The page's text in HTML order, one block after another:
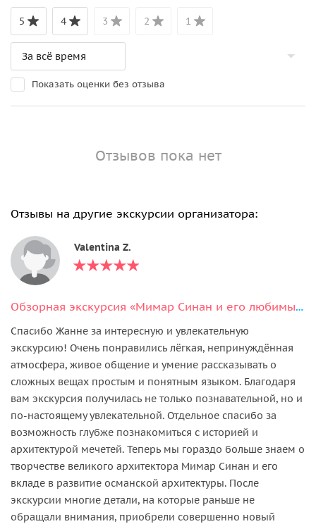
5 4 3 2 1
Показать оценки без отзыва
Отзывов пока нет
Отзывы на другие экскурсии организатора:
Valentina Z.
Обзорная экскурсия «Мимар Синан и его любимые творения»
Спасибо Жанне за интересную и увлекательную
экскурсию! Очень понравились лёгкая, непринуждённая
атмосфера, живое общение и умение рассказывать о
сложных вещах простым и понятным языком. Благодаря
вам экскурсия получилась не только познавательной, но и
по-настоящему увлекательной. Отдельное спасибо за
возможность глубже познакомиться с историей и
архитектурой мечетей. Теперь мы гораздо больше знаем о
творчестве великого архитектора Мимар Синан и его
вкладе в развитие османской архитектуры. После
экскурсии многие детали, на которые раньше не
обращали внимания, приобрели совершенно новый